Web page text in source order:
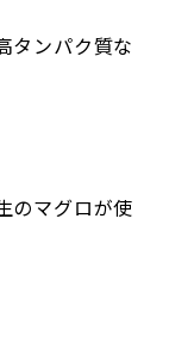
タンパク質な
のマグロが使